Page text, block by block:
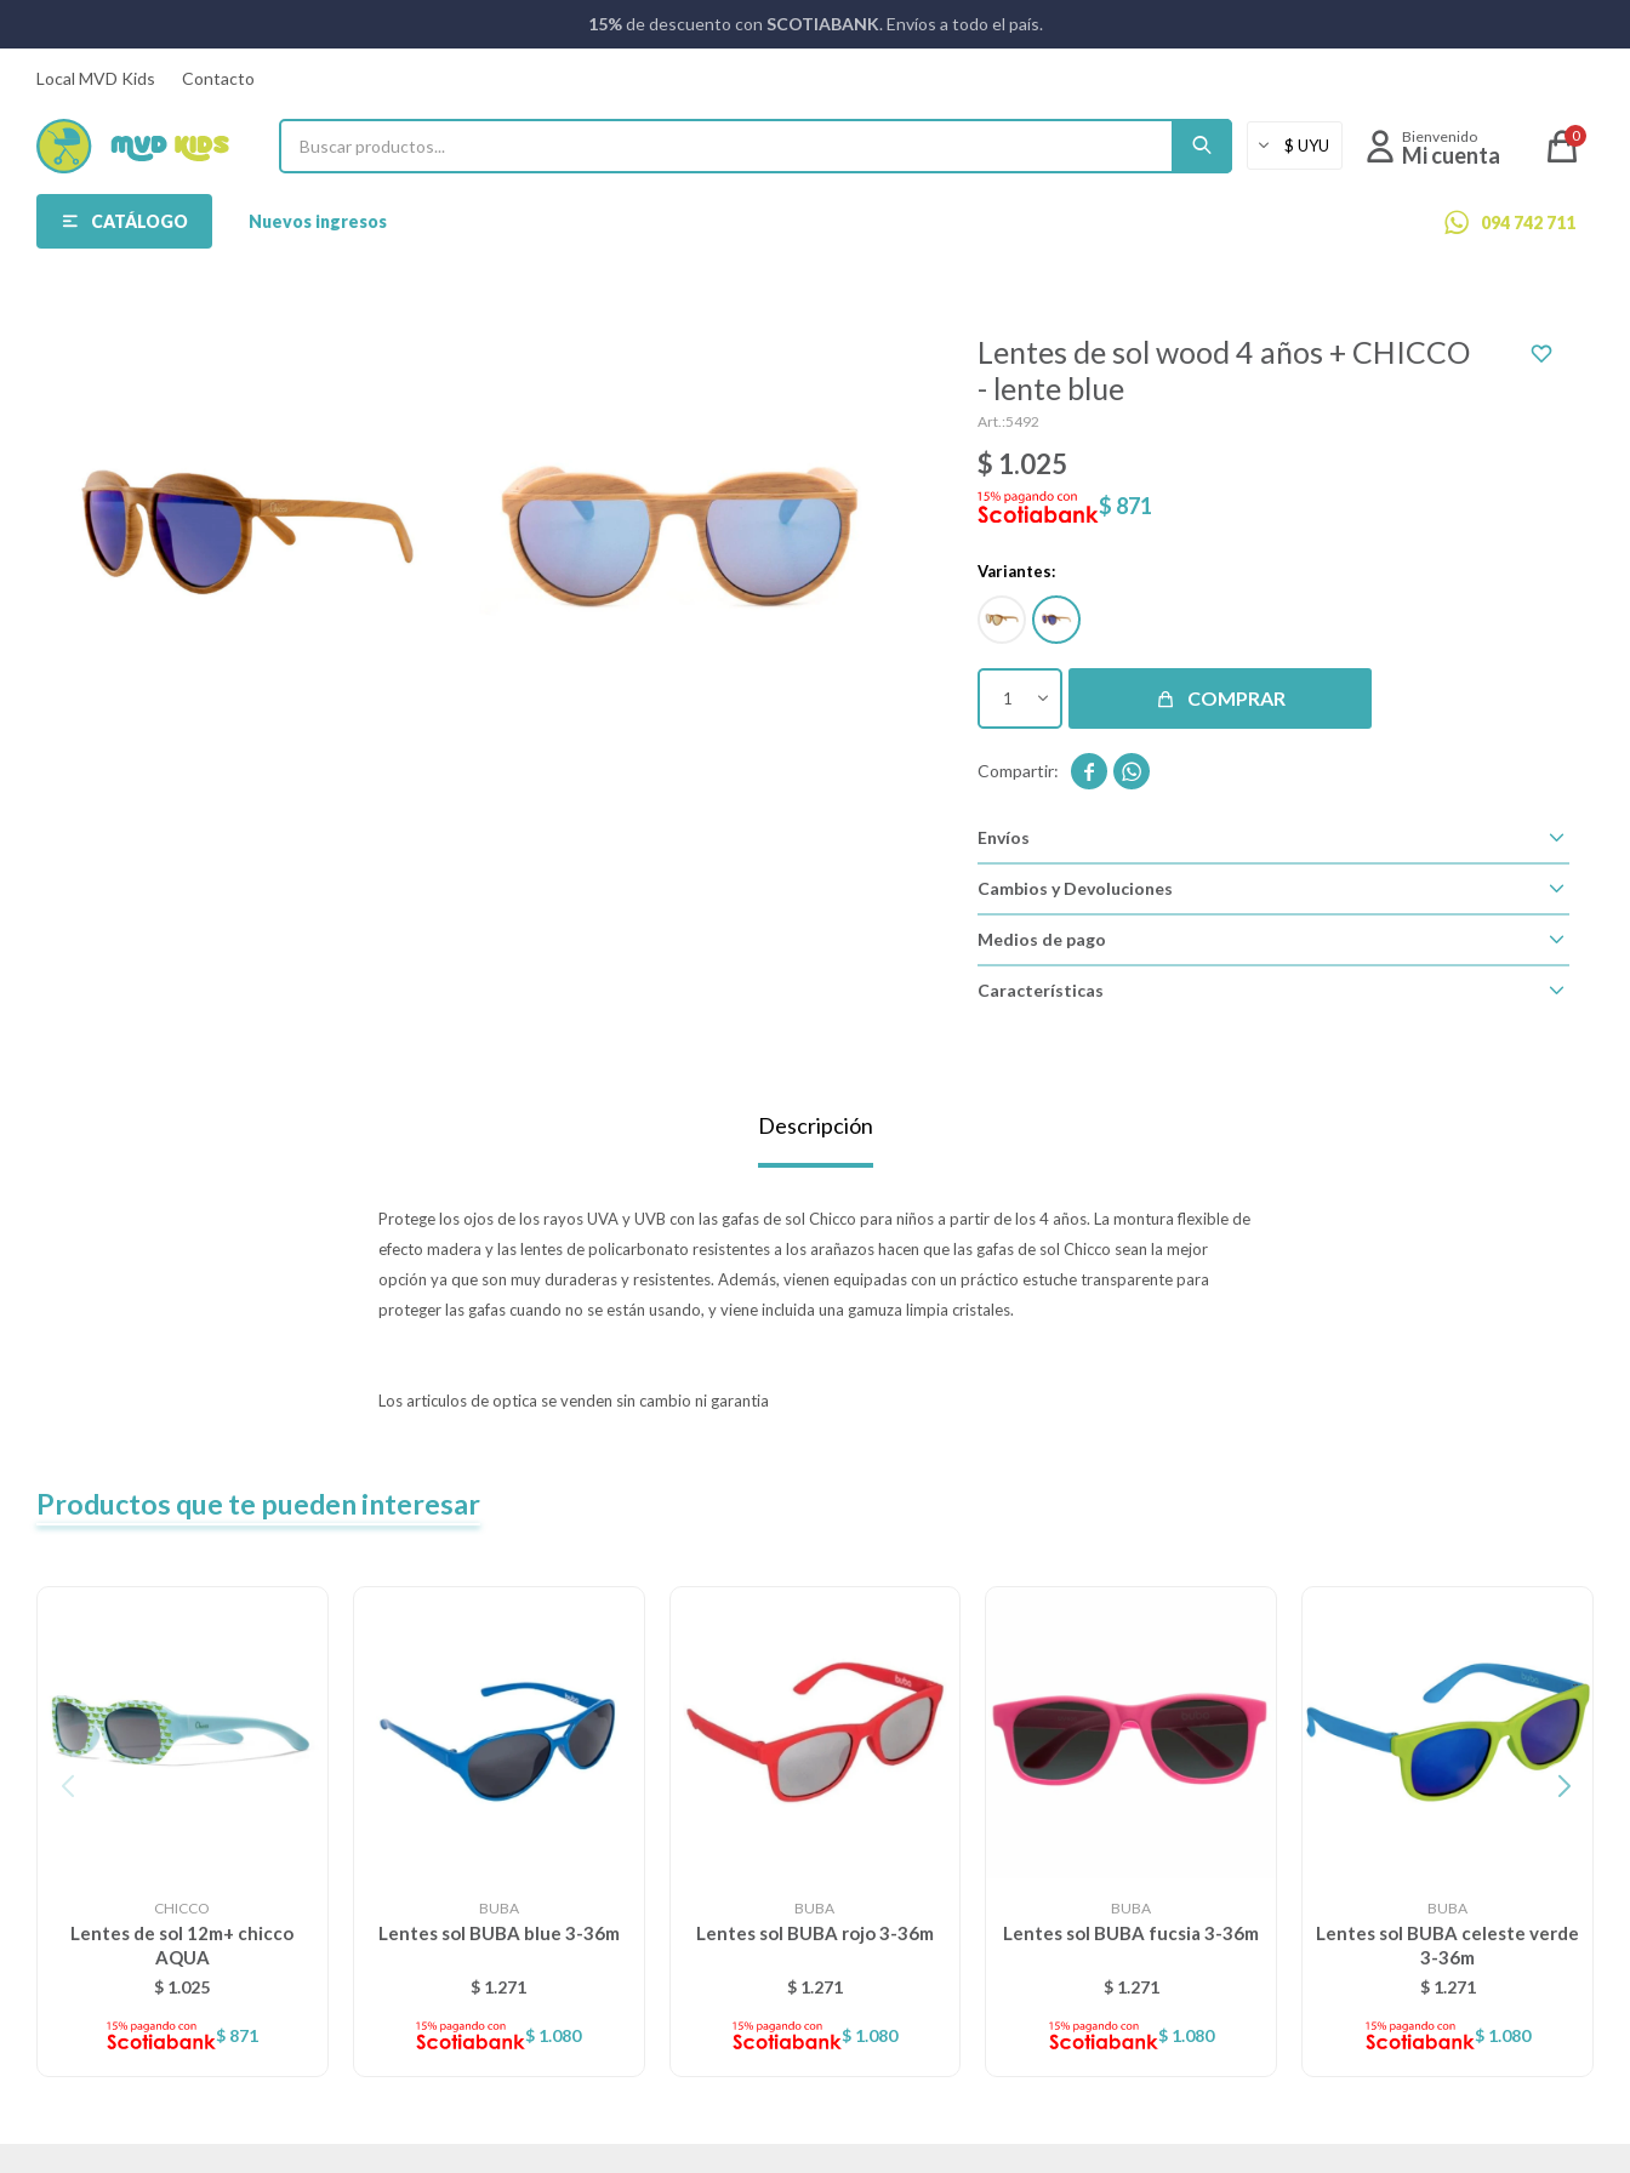
15%de descuento con SCOTIABANK. Envíos a todo el país.
CATÁLOGO Nuevos ingresos 094 742 711
0
Local MVD Kids Contacto
Lentes de sol wood 4 años + CHICCO
- lente blue
5492
$ 1.025
$ 871
Variantes:
1 COMPRAR
 
Envíos
Cambios y Devoluciones
Medios de pago
Características
Descripción
Protege los ojos de los rayos UVA y UVB con las gafas de sol Chicco para niños a partir de los 4 años. La montura flexible de
efecto madera y las lentes de policarbonato resistentes a los arañazos hacen que las gafas de sol Chicco sean la mejor
opción ya que son muy duraderas y resistentes. Además, vienen equipadas con un práctico estuche transparente para
proteger las gafas cuando no se están usando, y viene incluida una gamuza limpia cristales.
Los articulos de optica se venden sin cambio ni garantia
Productos que te pueden interesar
CHICCO
Lentes de sol 12m+ chicco
AQUA
$ 1.025
$ 871
BUBA
Lentes sol BUBA blue 3-36m
$ 1.271
$ 1.080
BUBA
Lentes sol BUBA rojo 3-36m
$ 1.271
$ 1.080
BUBA
Lentes sol BUBA fucsia 3-36m
$ 1.271
$ 1.080
BUBA
Lentes sol BUBA celeste verde
3-36m
$ 1.271
$ 1.080